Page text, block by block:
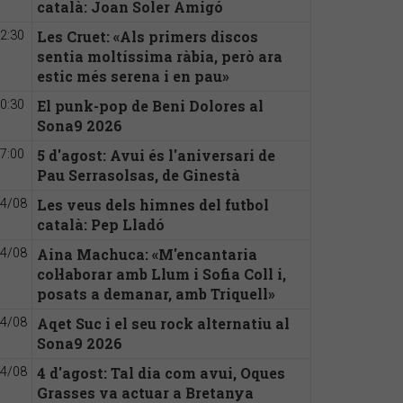
català: Joan Soler Amigó
Les Cruet: «Als primers discos
sentia moltíssima ràbia, però ara
estic més serena i en pau»
El punk-pop de Beni Dolores al
Sona9 2026
5 d'agost: Avui és l'aniversari de
Pau Serrasolsas, de Ginestà
08
Les veus dels himnes del futbol
català: Pep Lladó
08
Aina Machuca: «M'encantaria
col·laborar amb Llum i Sofia Coll i,
posats a demanar, amb Triquell»
08
Aqet Suc i el seu rock alternatiu al
Sona9 2026
08
4 d'agost: Tal dia com avui, Oques
Grasses va actuar a Bretanya